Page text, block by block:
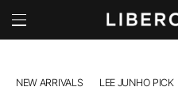
NEW ARRIVALS LEE JUNHO PICK